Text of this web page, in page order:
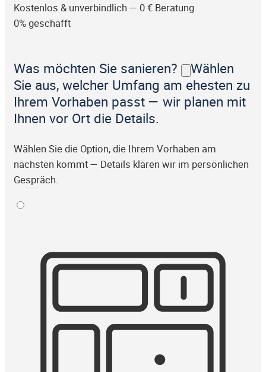
Kostenlos & unverbindlich — 0 € Beratung
0% geschafft
Was möchten Sie sanieren?
Wählen
Sie aus, welcher Umfang am ehesten zu
Ihrem Vorhaben passt — wir planen mit
Ihnen vor Ort die Details.
Wählen Sie die Option, die Ihrem Vorhaben am
nächsten kommt — Details klären wir im persönlichen
Gespräch.